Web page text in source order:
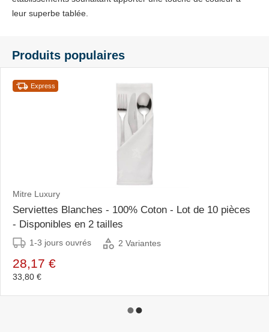
leur superbe tablée.
Produits populaires
Express
Mitre Luxury
Serviettes Blanches - 100% Coton - Lot de 10 pièces
- Disponibles en 2 tailles
1-3 jours ouvrés 2 Variantes
28,17 €
33,80 €